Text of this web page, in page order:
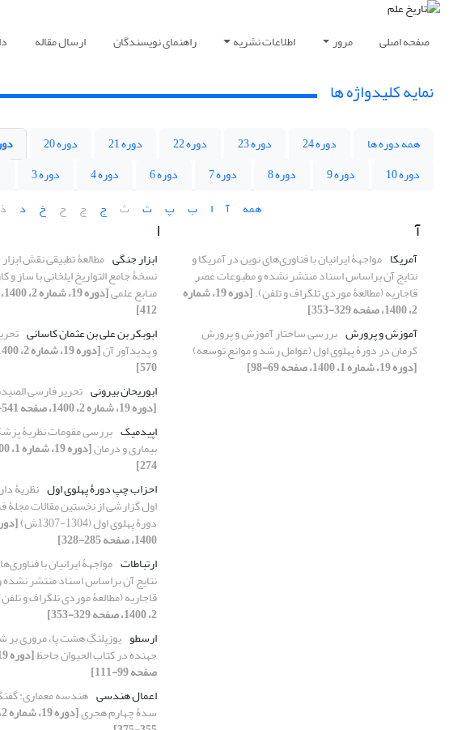
صفحه اصلی مرور اطلاعات نشریه راهنمای نویسندگان ارسال مقاله
نمایه کلیدواژه ها
همه دوره ها دوره 24 دوره 23 دوره 22 دوره 21 دوره 20
دوره 10
دوره 9 دوره 8 دوره 7 دوره 6 دوره 4 دوره 3
همه
آ ا ب پ ت ث ج چ ح خ د ذ
آ
آمریکا مواجهۀ ایرانیان با فناوری‌های نوین در آمریکا و
نتایج آن براساس اسناد منتشر نشده و مطبوعات عصر
قاجاریه (مطالعۀ موردی تلگراف و تلفن). [دوره 19، شماره
2، 1400، صفحه 329-353]
آموزش و پرورش بررسی ساختار آموزش و پرورش
کرمان در دورۀ پهلوی اول (عوامل رشد و موانع توسعه)
[دوره 19، شماره 1، 1400، صفحه 69-98]
ا
ابزار جنگی مطالعۀ تطبیقی نقش
نسخۀ جامع ‌التواریخ ایلخانی با ساز و
منابع علمی
412]
ابوبکر بن علی بن عثمان کاسانی
و پدیدآور آن
570]
ابوریحان بیرونی تحریر فارسی
[دوره 19، شماره 2، 1400، صفحه 541-570]
اپیدمیک بررسی مقومات نظریۀ
بیماری و درمان
274]
احزاب چپ دورۀ پهلوی اول نظریۀ
اول گزارشی از نخستین مقالات مجلۀ
دورۀ پهلوی اول (1304-1307ش)
1400، صفحه 285-328]
ارتباطات مواجهۀ ایرانیان با
نتایج آن براساس اسناد منتشر
قاجاریه (مطالعۀ موردی تلگراف و
2، 1400، صفحه 329-353]
ارسطو یوزپلنگِ هشت پا، مروری
جهنده در کتاب الحیوان جاحظ
صفحه 99-111]
اعمال هندسی هندسه معماری:
سدۀ چهارم هجری